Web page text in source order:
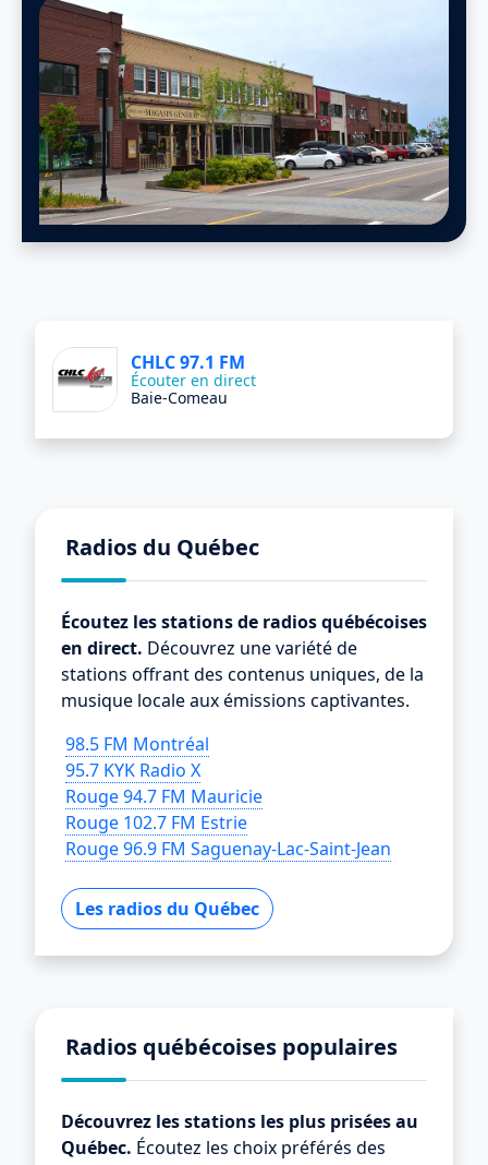
CHLC 97.1 FM
Écouter en direct
Baie-Comeau
Radios du Québec
Écoutez les stations de radios québécoises
en direct. Découvrez une variété de
stations offrant des contenus uniques, de la
musique locale aux émissions captivantes.
98.5 FM Montréal
95.7 KYK Radio X
Rouge 94.7 FM Mauricie
Rouge 102.7 FM Estrie
Rouge 96.9 FM Saguenay-Lac-Saint-Jean
Les radios du Québec
Radios québécoises populaires
Découvrez les stations les plus prisées au
Québec. Écoutez les choix préférés des